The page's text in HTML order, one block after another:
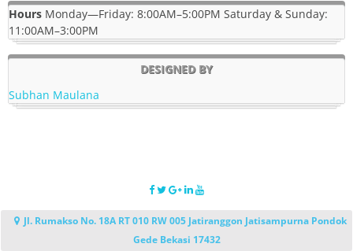
Hours Monday—Friday: 8:00AM–5:00PM Saturday & Sunday:
11:00AM–3:00PM
DESIGNED BY
Subhan Maulana
Jl. Rumakso No. 18A RT 010 RW 005 Jatiranggon Jatisampurna Pondok
Gede Bekasi 17432